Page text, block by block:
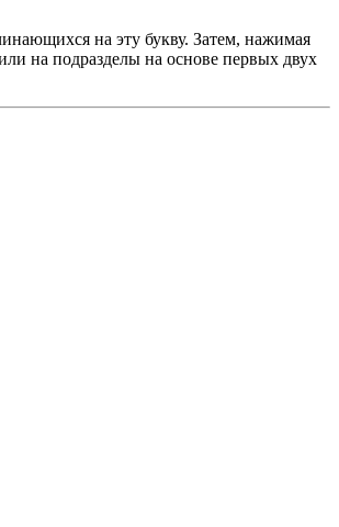
на эту букву. Затем, нажимая
на подразделы на основе первых двух